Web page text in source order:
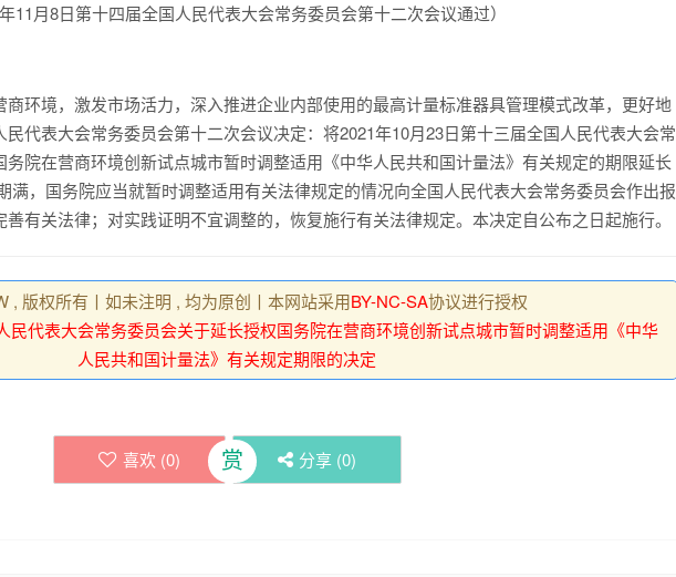
年11月8日第十四届全国人民代表大会常务委员会第十二次会议通过）
环境，激发市场活力，深入推进企业内部使用的最高计量标准器具管理模式改革，更好地
代表大会常务委员会第十二次会议决定： 将2021年10月23日第十三届全国人民代表大会常
院在营商环境创新试点城市暂时调整适用《中华人民共和国计量法》有关规定的期限延长
满， 国务院应当就暂时调整适用有关法律规定的情况向全国人民代表大会常务委员会作出报
善有关法律；对实践证明不宜调整的，恢复施行有关法律规定。 本决定自公布之日起施行。
, 版权所有丨如未注明 , 均为原创丨本网站采用BY-NC-SA协议进行授权
民代表大会常务委员会关于延长授权国务院在营商环境创新试点城市暂时调整适用《中华
人民共和国计量法》有关规定期限的决定
喜欢 (0) 赏 分享 (0)